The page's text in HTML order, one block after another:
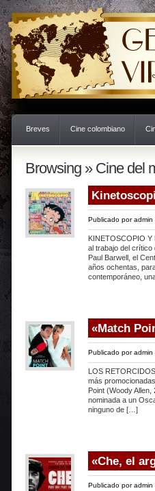
Breves Cine colombiano
Browsing » Cine del
Publicado poradmin
KINETOSCOPIO Y
al trabajo del crítico
Paul Barwell, el
años ochentas,
contemporáneo,
«Match
Publicado poradmin
LOS
más
Point (Woody
nominada a un
ninguno de […]
«Che, el
Publicado poradmin